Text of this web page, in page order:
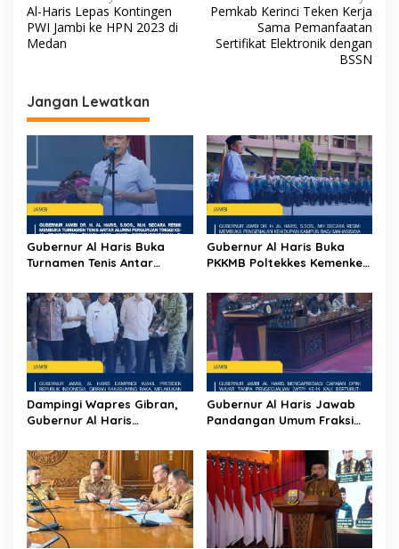
a
v
g
a
i
p
o
s
Al-Haris Lepas Kontingen
PWI Jambi ke HPN 2023 di
Medan
Pemkab Kerinci Teken Kerja
Sama Pemanfaatan
Sertifikat Elektronik dengan
BSSN
Jangan Lewatkan
Gubernur Al Haris Buka
Turnamen Tenis Antar
16 se-Indonesia di UNJA
Gubernur Al Haris Buka
PKKMB Poltekkes Kemenkes
Strategis Tenaga
Kesehatan dan Promosi
Kesehatan
Dampingi Wapres Gibran,
Gubernur Al Haris
Tambahan Dokter Spesialis
untuk RSUD Raden
Mattaher
Gubernur Al Haris Jawab
Pandangan Umum Fraksi
Tata Kelola dan
Kesejahteraan Masyarakat